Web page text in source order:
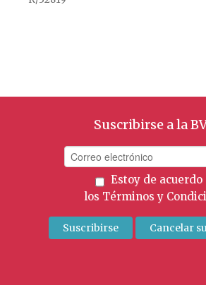
Suscribirse a la
Estoy de acuerdo
los Términos y